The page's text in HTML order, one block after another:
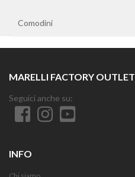
Comodini
MARELLI FACTORY OUTLET
Seguici anche su:
INFO